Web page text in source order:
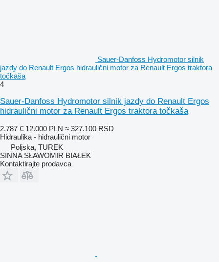
Sauer-Danfoss Hydromotor silnik
jazdy do Renault Ergos hidraulični motor za Renault Ergos traktora
točkaša
4
Sauer-Danfoss Hydromotor silnik jazdy do Renault Ergos
hidraulični motor za Renault Ergos traktora točkaša
2.787 € 12.000 PLN ≈ 327.100 RSD
Hidraulika - hidraulični motor
Poljska, TUREK
SINNA SŁAWOMIR BIAŁEK
Kontaktirajte prodavca